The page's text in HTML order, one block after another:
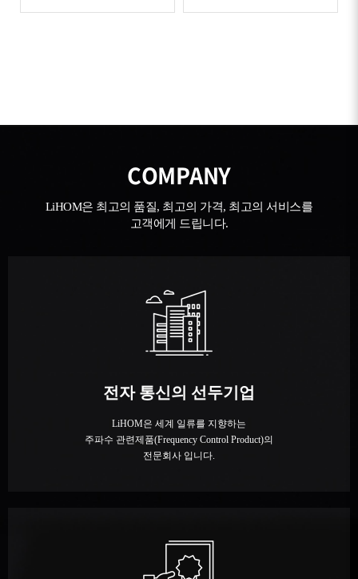
COMPANY
LiHOM은 최고의 품질, 최고의 가격, 최고의 서비스를
고객에게 드립니다.
전자 통신의 선두기업
LiHOM은 세계 일류를 지향하는
주파수 관련제품(Frequency Control Product)의
전문회사 입니다.